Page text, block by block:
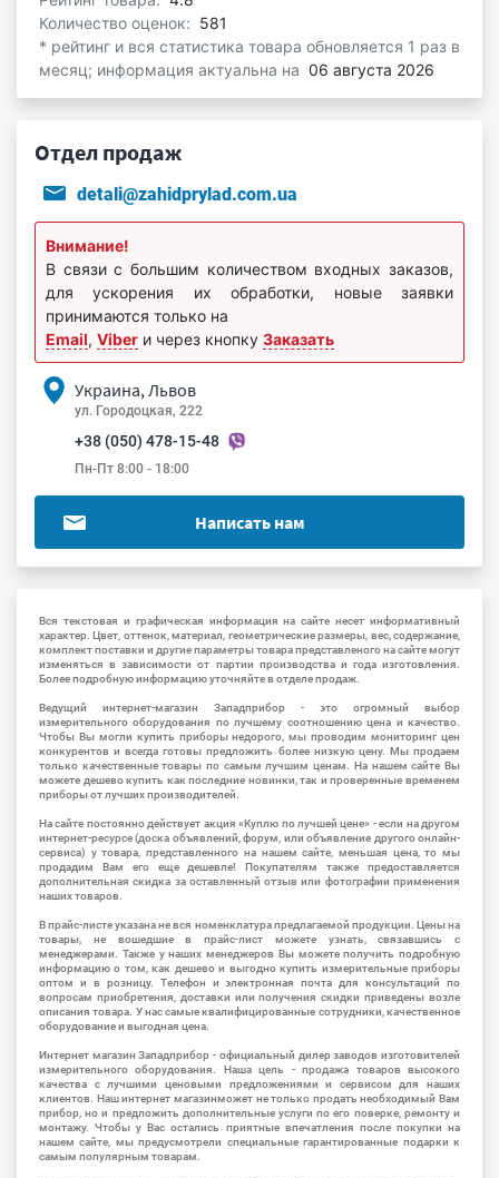
Количество оценок: 581
* рейтинг и вся статистика товара обновляется 1 раз в
месяц; информация актуальна на 06 августа 2026
Отдел продаж
detali@zahidprylad.com.ua
Внимание!
В связи с большим количеством входных заказов,
для ускорения их обработки, новые заявки
принимаются только на
Email, Viber и через кнопку Заказать
Украина, Львов
ул. Городоцкая, 222
+38 (050) 478-15-48
Пн-Пт 8:00 - 18:00
Написать нам
Вся текстовая и графическая информация на сайте несет информативный
характер. Цвет, оттенок, материал, геометрические размеры, вес, содержание,
комплект поставки и другие параметры товара представленого на сайте могут
изменяться в зависимости от партии производства и года изготовления.
Более подробную информацию уточняйте в отделе продаж.
Ведущий интернет-магазин Западприбор - это огромный выбор
измерительного оборудования по лучшему соотношению цена и качество.
Чтобы Вы могли купить приборы недорого, мы проводим мониторинг цен
конкурентов и всегда готовы предложить более низкую цену. Мы продаем
только качественные товары по самым лучшим ценам. На нашем сайте Вы
можете дешево купить как последние новинки, так и проверенные временем
приборы от лучших производителей.
На сайте постоянно действует акция «Куплю по лучшей цене» - если на другом
интернет-ресурсе (доска объявлений, форум, или объявление другого онлайн-
сервиса) у товара, представленного на нашем сайте, меньшая цена, то мы
продадим Вам его еще дешевле! Покупателям также предоставляется
дополнительная скидка за оставленный отзыв или фотографии применения
наших товаров.
В прайс-листе указана не вся номенклатура предлагаемой продукции. Цены на
товары, не вошедшие в прайс-лист можете узнать, связавшись с
менеджерами. Также у наших менеджеров Вы можете получить подробную
информацию о том, как дешево и выгодно купить измерительные приборы
оптом и в розницу. Телефон и электронная почта для консультаций по
вопросам приобретения, доставки или получения скидки приведены возле
описания товара. У нас самые квалифицированные сотрудники, качественное
оборудование и выгодная цена.
Интернет магазин Западприбор - официальный дилер заводов изготовителей
измерительного оборудования. Наша цель - продажа товаров высокого
качества с лучшими ценовыми предложениями и сервисом для наших
клиентов. Наш интернет магазинможет не только продать необходимый Вам
прибор, но и предложить дополнительные услуги по его поверке, ремонту и
монтажу. Чтобы у Вас остались приятные впечатления после покупки на
нашем сайте, мы предусмотрели специальные гарантированные подарки к
самым популярным товарам.